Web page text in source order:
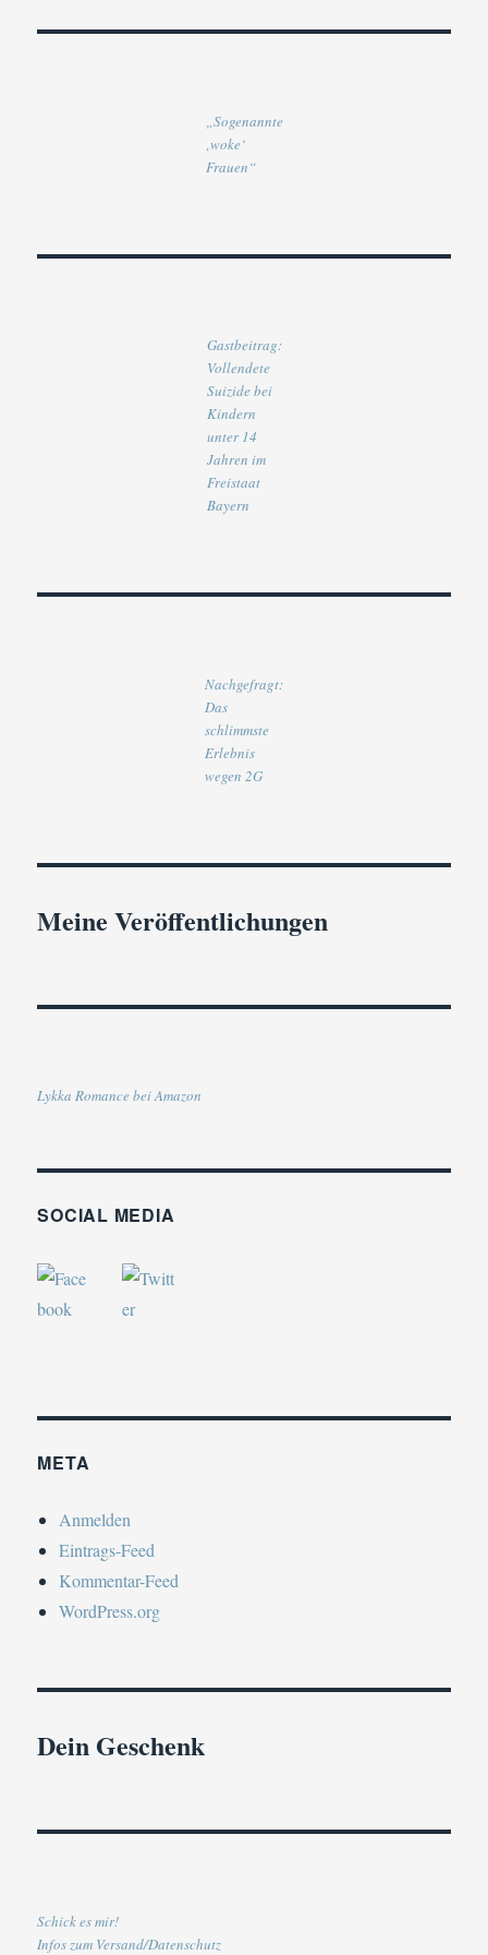
„Sogenannte
‚woke‘
Frauen“
Gastbeitrag:
Vollendete
Suizide bei
Kindern
unter 14
Jahren im
Freistaat
Bayern
Nachgefragt:
Das
schlimmste
Erlebnis
wegen 2G
Meine Veröffentlichungen
Lykka Romance bei Amazon
SOCIAL MEDIA
META
Anmelden
Eintrags-Feed
Kommentar-Feed
WordPress.org
Dein Geschenk
Schick es mir!
Infos zum Versand/Datenschutz